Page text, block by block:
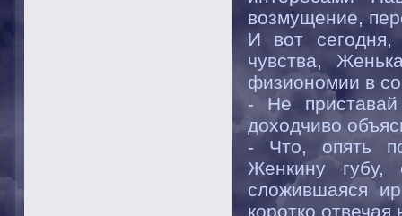
возмущение,
И вот сегодня,
чувства,
физиономии в
- Не
доходчиво
- Что, опять
Женкину
сложившаяся
коротко